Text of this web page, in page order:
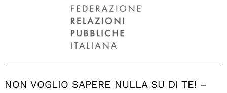
NON VOGLIO SAPERE NULLA SU DI TE! –